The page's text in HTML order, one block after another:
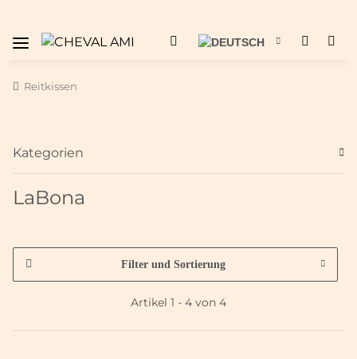
Reitkissen
LaBona
Filter und Sortierung
Artikel 1 - 4 von 4
Kategorien